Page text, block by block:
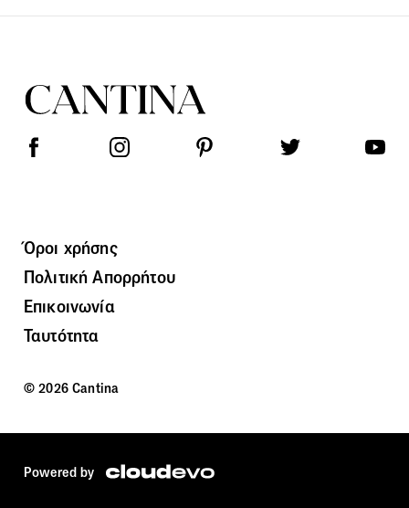
Όροι χρήσης
Πολιτική Απορρήτου
Επικοινωνία
Ταυτότητα
© 2026 Cantina
Powered by